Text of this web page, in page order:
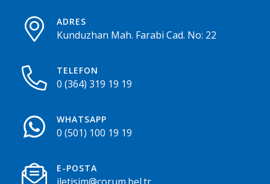
ADRES
Kunduzhan Mah. Farabi Cad. No: 22
TELEFON
0 (364) 319 19 19
WHATSAPP
0 (501) 100 19 19
E-POSTA